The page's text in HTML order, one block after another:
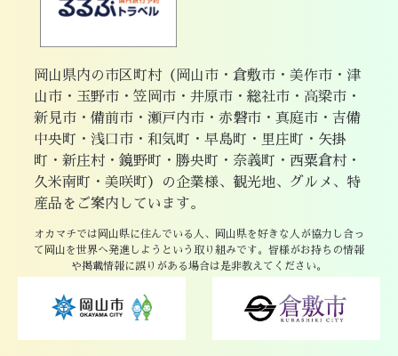
岡山県内の市区町村（岡山市・倉敷市・美作市・津
山市・玉野市・笠岡市・井原市・総社市・高梁市・
新見市・備前市・瀬戸内市・赤磐市・真庭市・吉備
中央町・浅口市・和気町・早島町・里庄町・矢掛
町・新庄村・鏡野町・勝央町・奈義町・西粟倉村・
久米南町・美咲町）の企業様、観光地、グルメ、特
産品をご案内しています。
オカマチでは岡山県に住んでいる人、岡山県を好きな人が協力し合っ
て岡山を世界へ発進しようという取り組みです。皆様がお持ちの情報
や掲載情報に誤りがある場合は是非教えてください。